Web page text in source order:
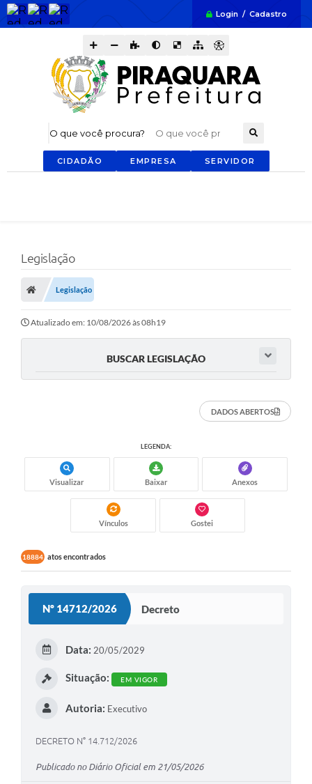
Login / Cadastro
O que você procura?
CIDADÃO EMPRESA SERVIDOR
Legislação
Legislação
Atualizado em: 10/08/2026 às 08h19
BUSCAR LEGISLAÇÃO
DADOS ABERTOS
LEGENDA:
Visualizar Baixar Anexos
Vínculos Gostei
18884 atos encontrados
Nº 14712/2026 Decreto
Data: 20/05/2029
Situação: EM VIGOR
Autoria: Executivo
DECRETO N° 14.712/2026
Publicado no Diário Oficial em 21/05/2026